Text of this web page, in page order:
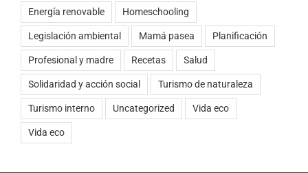
Energía renovable Homeschooling
Legislación ambiental Mamá pasea Planificación
Profesional y madre Recetas Salud
Solidaridad y acción social Turismo de naturaleza
Turismo interno Uncategorized Vida eco
Vida eco